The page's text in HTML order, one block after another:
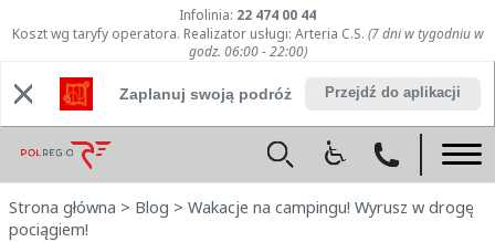
Infolinia: 22 474 00 44
Koszt wg taryfy operatora. Realizator usługi: Arteria C.S. (7 dni w tygodniu w
godz. 06:00 - 22:00)
Zaplanuj swoją podróż Przejdź do aplikacji
Strona główna > Blog > Wakacje na campingu! Wyrusz w drogę
pociągiem!